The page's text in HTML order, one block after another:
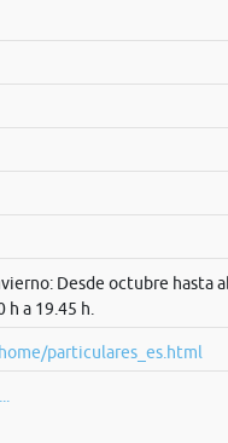
Desde octubre hasta
a 19.45 h.
particulares_es.html